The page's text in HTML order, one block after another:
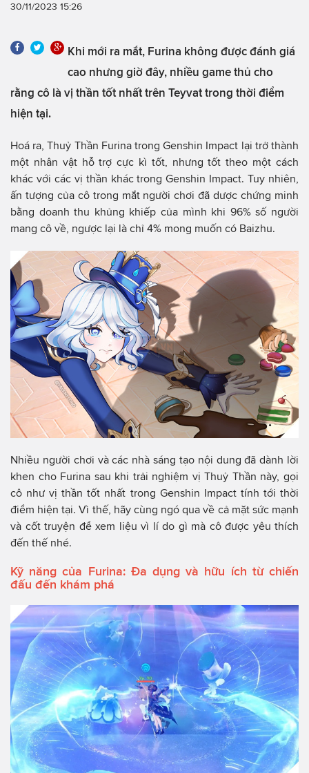
30/11/2023 15:26
Khi mới ra mắt, Furina không được đánh giá
cao nhưng giờ đây, nhiều game thủ cho
rằng cô là vị thần tốt nhất trên Teyvat trong thời điểm
hiện tại.
Hoá ra, Thuỷ Thần Furina trong Genshin Impact lại trở thành
một nhân vật hỗ trợ cực kì tốt, nhưng tốt theo một cách
khác với các vị thần khác trong Genshin Impact. Tuy nhiên,
ấn tượng của cô trong mắt người chơi đã dược chứng minh
bằng doanh thu khủng khiếp của mình khi 96% số người
mang cô về, ngược lại là chỉ 4% mong muốn có Baizhu.
Nhiều người chơi và các nhà sáng tạo nội dung đã dành lời
khen cho Furina sau khi trải nghiệm vị Thuỷ Thần này, gọi
cô như vị thần tốt nhất trong Genshin Impact tính tới thời
điểm hiện tại. Vì thế, hãy cùng ngó qua về cả mặt sức mạnh
và cốt truyện để xem liệu vì lí do gì mà cô được yêu thích
đến thế nhé.
Kỹ năng của Furina: Đa dụng và hữu ích từ chiến
đấu đến khám phá